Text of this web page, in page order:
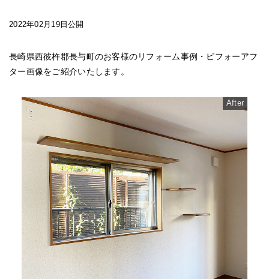
2022年02月19日公開
長崎県西彼杵郡長与町のお客様のリフォーム事例・ビフォーアフ
ター画像をご紹介いたします。
After